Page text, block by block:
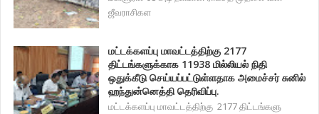
ஜீவராசிகள
மட்டக்களப்பு மாவட்டத்திற்கு 2177
திட்டங்களுக்காக 11938 மில்லியல் நிதி
ஒதுக்கீடு செய்யப்பட்டுள்ளதாக அமைச்சர் சுனில்
ஹந்துன்னெத்தி தெரிவிப்பு.
மட்டக்களப்பு மாவட்டத்திற்கு 2177 திட்டங்களு